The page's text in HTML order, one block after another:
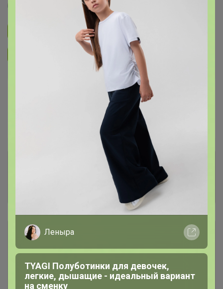
Подписаться на закупку 893
Подписаться на организатора 1.7K
Описание
Условия участия
Леныра
TYAGI Полуботинки для девочек,
легкие, дышащие - идеальный вариант
на сменку